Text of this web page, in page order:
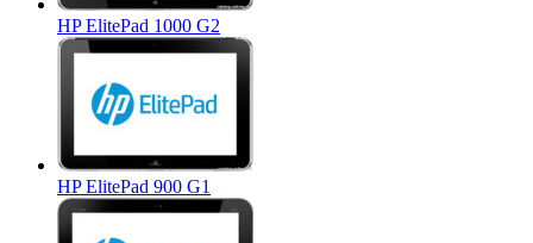
HP ElitePad 1000 G2
HP ElitePad 900 G1